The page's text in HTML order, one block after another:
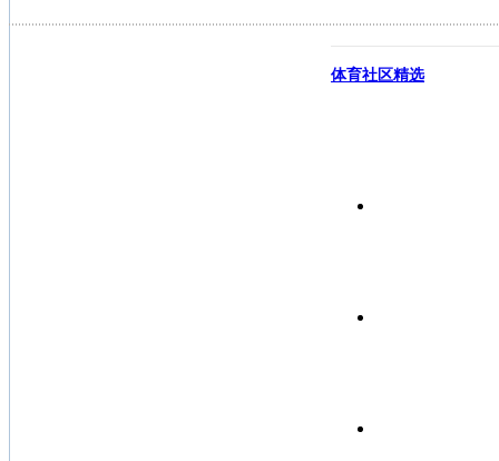
体育社区精选